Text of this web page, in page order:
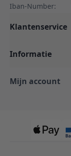
Iban-Number:
Klantenservice
Informatie
Mijn account